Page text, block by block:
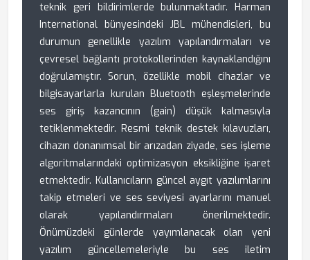
teknik geri bildirimlerde bulunmaktadır. Harman
International bünyesindeki JBL mühendisleri, bu
durumun genellikle yazılım yapılandırmaları ve
çevresel bağlantı protokollerinden kaynaklandığını
doğrulamıştır. Sorun, özellikle mobil cihazlar ve
bilgisayarlarla kurulan Bluetooth eşleşmelerinde
ses giriş kazancının (gain) düşük kalmasıyla
tetiklenmektedir. Resmi teknik destek kılavuzları,
cihazın donanımsal bir arızadan ziyade, ses işleme
algoritmalarındaki optimizasyon eksikliğine işaret
etmektedir. Kullanıcıların güncel aygıt yazılımlarını
takip etmeleri ve ses seviyesi ayarlarını manuel
olarak yapılandırmaları önerilmektedir.
Önümüzdeki günlerde yayımlanacak olan yeni
yazılım güncellemeleriyle bu ses iletim